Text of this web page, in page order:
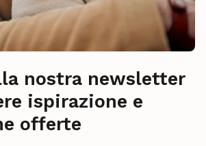
nostra newsletter
ispirazione e
offerte